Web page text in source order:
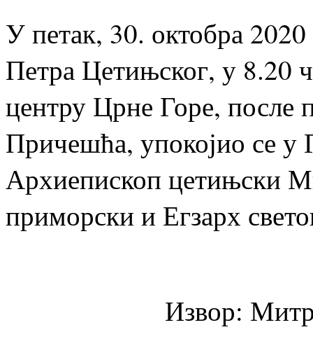
У петак, 30. октобра
Петра Цетињског, у 8.20
центру Црне Горе, после
Причешћа, упокојио се у
Архиепископ цетињски
приморски и Егзарх
Извор: